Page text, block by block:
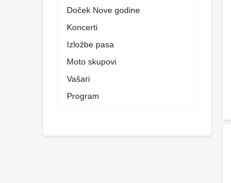
Doček Nove godine
Koncerti
Izložbe pasa
Moto skupovi
Vašari
Program